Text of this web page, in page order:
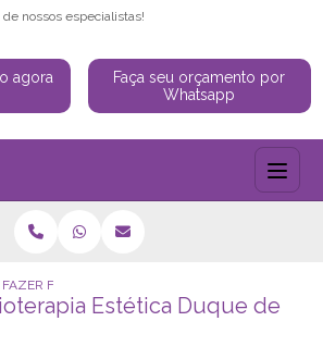
nossos especialistas!
agora
Faça seu orçamento por
Whatsapp
FISIOTERAPIA ESTÉTICA DUQUE DE CAXIAS
Estética Duque de